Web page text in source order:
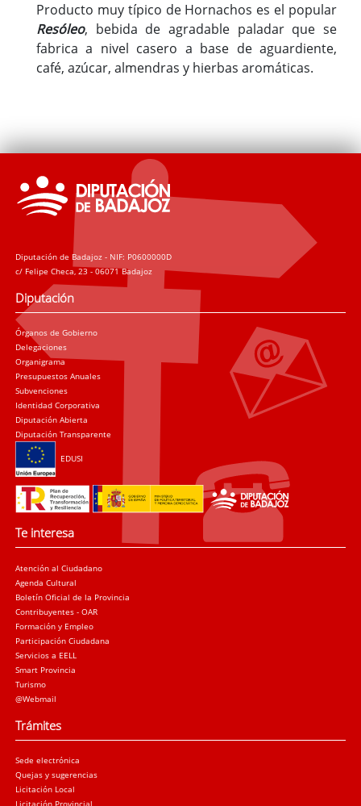
Producto muy típico de Hornachos es el popular
Resóleo, bebida de agradable paladar que se
fabrica a nivel casero a base de aguardiente,
café, azúcar, almendras y hierbas aromáticas.
Diputación de Badajoz - NIF: P0600000D
c/ Felipe Checa, 23 - 06071 Badajoz
Diputación
Órganos de Gobierno
Delegaciones
Organigrama
Presupuestos Anuales
Subvenciones
Identidad Corporativa
Diputación Abierta
Diputación Transparente
EDUSI
Te interesa
Atención al Ciudadano
Agenda Cultural
Boletín Oficial de la Provincia
Contribuyentes - OAR
Formación y Empleo
Participación Ciudadana
Servicios a EELL
Smart Provincia
Turismo
@Webmail
Trámites
Sede electrónica
Quejas y sugerencias
Licitación Local
Licitación Provincial